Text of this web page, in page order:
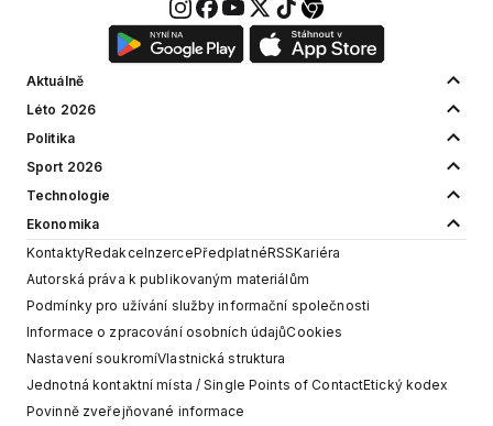
Aktuálně
Léto 2026
Politika
Sport 2026
Technologie
Ekonomika
KontaktyRedakceInzercePředplatnéRSSKariéra
Autorská práva k publikovaným materiálům
Podmínky pro užívání služby informační společnosti
Informace o zpracování osobních údajůCookies
Nastavení soukromíVlastnická struktura
Jednotná kontaktní místa / Single Points of ContactEtický kodex
Povinně zveřejňované informace